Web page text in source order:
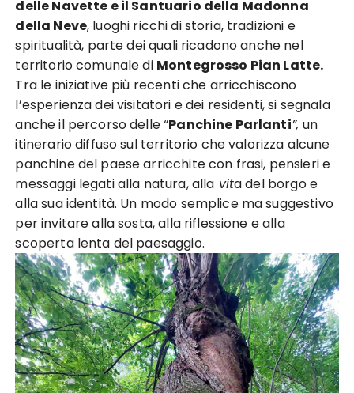
delle Navette e il Santuario della Madonna
della Neve, luoghi ricchi di storia, tradizioni e
spiritualità, parte dei quali ricadono anche nel
territorio comunale di Montegrosso Pian Latte.
Tra le iniziative più recenti che arricchiscono
l’esperienza dei visitatori e dei residenti, si segnala
anche il percorso delle “Panchine Parlanti”,un
itinerario diffuso sul territorio che valorizza alcune
panchine del paese arricchite con frasi, pensieri e
messaggi legati alla natura, alla vita del borgo e
alla sua identità. Un modo semplice ma suggestivo
per invitare alla sosta, alla riflessione e alla
scoperta lenta del paesaggio.